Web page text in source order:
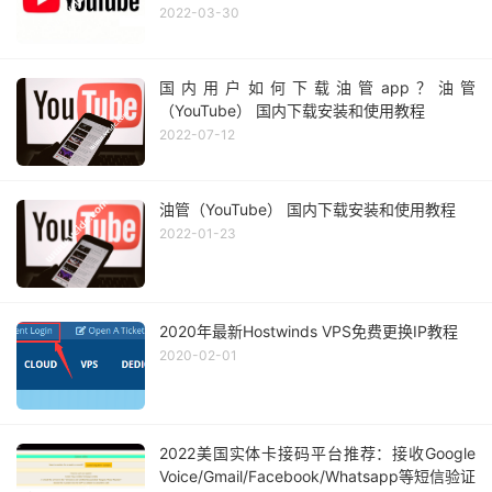
2022-03-30
国内用户如何下载油管app？油管
（YouTube） 国内下载安装和使用教程
2022-07-12
油管（YouTube） 国内下载安装和使用教程
2022-01-23
2020年最新Hostwinds VPS免费更换IP教程
2020-02-01
2022美国实体卡接码平台推荐：接收Google
Voice/Gmail/Facebook/Whatsapp等短信验证